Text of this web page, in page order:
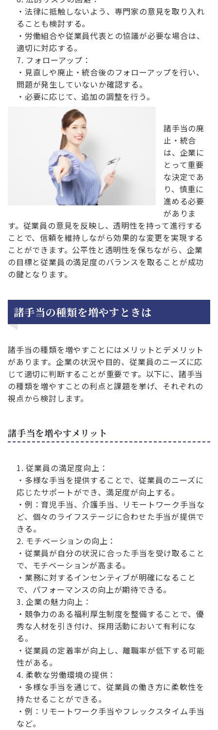
・法律に抵触しないよう、専門家の意見を取り入れ
ることも検討する。
・労働組合や従業員代表との協議が必要な場合は、
適切に対応する。
フォローアップ：
・見直しや廃止・統合後のフォローアップを行い、
問題が発生していないか確認する。
・必要に応じて、追加の調整を行う。
諸手当の廃
止・統合
は、企業に
とって重要
な決定であ
り、慎重に
進める必要
がありま
す。従業員の意見を反映し、透明性を持って進行する
ことで、信頼を維持しながら効果的な変更を実現する
ことができます。公平性と透明性を保ちながら、企業
の目標と従業員の満足度のバランスを取ることが成功
の鍵となります。
諸手当の種類を増やすときは
諸手当の種類を増やすことにはメリットとデメリット
があります。企業の状況や目的、従業員のニーズに応
じて適切に判断することが重要です。以下に、諸手当
の種類を増やすことの利点と課題を挙げ、それぞれの
視点から検討します。
諸手当を増やすメリット
従業員の満足度向上：
・多様な手当を提供することで、従業員のニーズに
応じたサポートができ、満足度が向上する。
・例：育児手当、介護手当、リモートワーク手当な
ど、個々のライフステージに合わせた手当が提供で
きる。
モチベーションの向上：
・従業員が自分の状況に合った手当を受け取ること
で、モチベーションが高まる。
・業務に対するインセンティブが明確になること
で、パフォーマンスの向上が期待できる。
企業の魅力向上：
・競争力のある福利厚生制度を整備することで、優
秀な人材を引き付け、採用活動において有利にな
る。
・従業員の定着率が向上し、離職率が低下する可能
性がある。
柔軟な労働環境の提供：
・多様な手当を通じて、従業員の働き方に柔軟性を
持たせることができる。
・例：リモートワーク手当やフレックスタイム手当
など。